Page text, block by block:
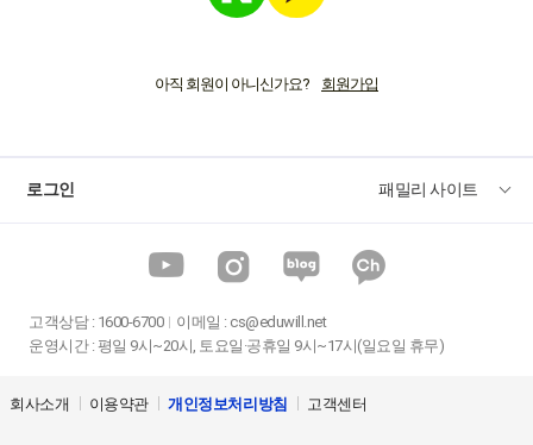
아직 회원이 아니신가요?
로그인 패밀리 사이트
고객상담: 1600-6700 이메일 : cs@eduwill.net
운영시간 : 평일 9시~20시, 토요일·공휴일 9시~17시(일요일 휴무)
회사소개 이용약관 개인정보처리방침 고객센터